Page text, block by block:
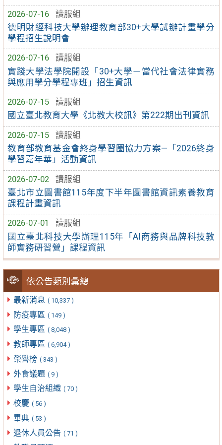
2026-07-16
讀服組
德明財經科技大學辦理教育部30+大學試辦計畫學分
學程招生說明會
2026-07-16
讀服組
實踐大學法學院開設「30+大學－當代社會法律實務
與應用學分學程專班」招生資訊
2026-07-15
讀服組
國立臺北教育大學《北教大校訊》第222期出刊資訊
2026-07-15
讀服組
教育部教育基金會終身學習圈協力方案—「2026終身
學習嘉年華」活動資訊
2026-07-02
讀服組
臺北市立圖書館115年度下半年圖書館資訊素養教育
課程計畫資訊
2026-07-01
讀服組
國立臺北科技大學辦理115年「AI商務與品牌科技教
師實務研習營」課程資訊
依公告類別彙總
最新消息 ( 10,337 )
防疫專區 ( 149 )
學生專區 ( 8,048 )
教師專區 ( 6,904 )
榮譽榜 ( 343 )
外食議題 ( 9 )
學生自治組織 ( 70 )
校慶 ( 56 )
畢典 ( 53 )
退休人員公告 ( 71 )